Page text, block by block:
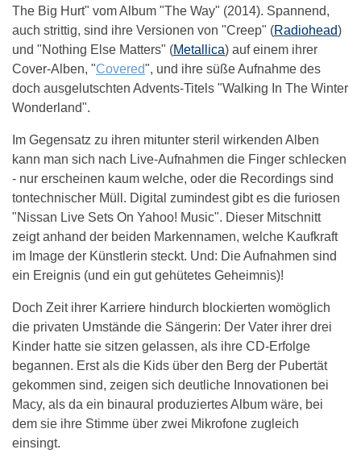
The Big Hurt" vom Album "The Way" (2014). Spannend,
auch strittig, sind ihre Versionen von "Creep" (Radiohead)
und "Nothing Else Matters" (Metallica) auf einem ihrer
Cover-Alben, "Covered", und ihre süße Aufnahme des
doch ausgelutschten Advents-Titels "Walking In The Winter
Wonderland".
Im Gegensatz zu ihren mitunter steril wirkenden Alben
kann man sich nach Live-Aufnahmen die Finger schlecken
- nur erscheinen kaum welche, oder die Recordings sind
tontechnischer Müll. Digital zumindest gibt es die furiosen
"Nissan Live Sets On Yahoo! Music". Dieser Mitschnitt
zeigt anhand der beiden Markennamen, welche Kaufkraft
im Image der Künstlerin steckt. Und: Die Aufnahmen sind
ein Ereignis (und ein gut gehütetes Geheimnis)!
Doch Zeit ihrer Karriere hindurch blockierten womöglich
die privaten Umstände die Sängerin: Der Vater ihrer drei
Kinder hatte sie sitzen gelassen, als ihre CD-Erfolge
begannen. Erst als die Kids über den Berg der Pubertät
gekommen sind, zeigen sich deutliche Innovationen bei
Macy, als da ein binaural produziertes Album wäre, bei
dem sie ihre Stimme über zwei Mikrofone zugleich
einsingt.